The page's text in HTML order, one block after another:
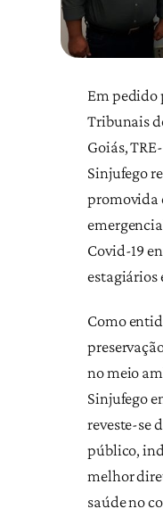
Em pedido
Tribunais
Goiás,
Sinjufego
promovida
Covid-19
estagiários
Como
no meio
Sinjufego
reveste-se
público,
melhor
saúde no